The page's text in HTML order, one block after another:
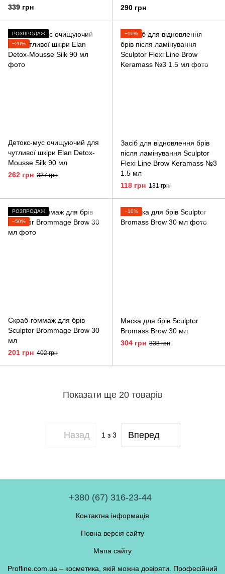
339 грн
290 грн
РОЗПРОДАЖ
−20%
Детокс-мус очищуючий для
чутливої шкіри Elan Detox-
Mousse Silk 90 мл
262 грн 327 грн
−10%
Засіб для відновлення брів
після ламінування Sculptor
Flexi Line Brow Keramass №3
1.5 мл
118 грн 131 грн
РОЗПРОДАЖ
−50%
Скраб-гоммаж для брів
Sculptor Brommage Brow 30
мл
201 грн 402 грн
−10%
Маска для брів Sculptor
Bromass Brow 30 мл
304 грн 338 грн
Показати ще 20 товарів
Назад 1 з 3 Вперед
+380 (67) 316-23-44
Контактна інформація
Повна версія сайту
Мапа сайту
Profline.com.ua – косметика, якій можна довіряти. Професійний